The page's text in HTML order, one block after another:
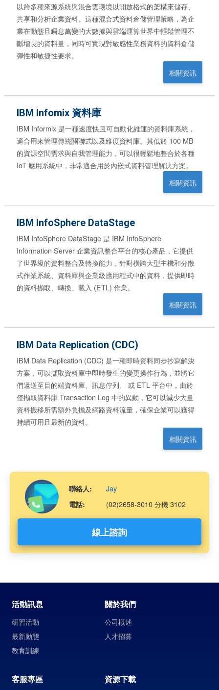
以跨多種來源系統與混合雲環境以開放格式的架構來儲存、
共享和分析企業資料。這種混合式資料倉儲管理策略，為企
業在動態且瞬息萬變的大數據與雲端運算世界中輕鬆管理不
斷增長的資料量，同時可實現對敏感性業務資料的資料倉儲
彈性和敏捷性要求。
相關資訊
IBM Infomix 資料庫
IBM Informix 是一種速度快且可自動化維運的資料庫系統，
適合用來管理傳統關聯式以及維度資料庫。其低於 100 MB
的資源空間需求與自我管理能力，可以很輕鬆地整合於各種
IoT 應用系統中，非常適合用於內嵌式資料管理解決方案。
相關資訊
IBM InfoSphere DataStage
IBM InfoSphere DataStage 是 IBM InfoSphere
Information Server 企業資訊整合平台的核心產品，它提供
了世界級的資料整合及轉換能力，針對橫跨大型主機和分散
式作業系統、資料庫與企業級應用程式中的資料，提供即時
的資料擷取、轉換、載入 (ETL) 作業。
相關資訊
IBM Data Replication (CDC)
IBM Data Replication (CDC) 是一種即時資料同步抄寫解決
方案，可以擷取資料庫中即時發生的變更操作行為，並將它
們遞送至目的端資料庫、訊息佇列、 或 ETL 平台中，由於
僅擷取資料庫 Transaction Log 中的異動，它可以減少大量
資料搬移所需額外負擔及網路資料流量，確保企業可以獲得
持續可用且最新的資料。
相關資訊
聯絡人: Jay
電話: (02)2658-3010 分機 3102
線上諮詢
活動訊息
研習活動
最新動態
教育訓練
關於我們
公司概述
人才招募
客服專區 資源下載